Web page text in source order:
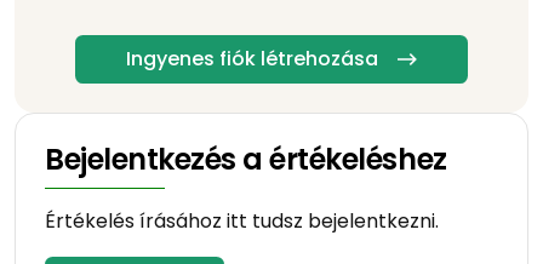
Ingyenes fiók létrehozása
Bejelentkezés a értékeléshez
Értékelés írásához itt tudsz bejelentkezni.